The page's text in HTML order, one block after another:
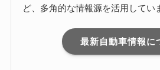
ど、多角的な情報源を活用してい
最新自動車情報に